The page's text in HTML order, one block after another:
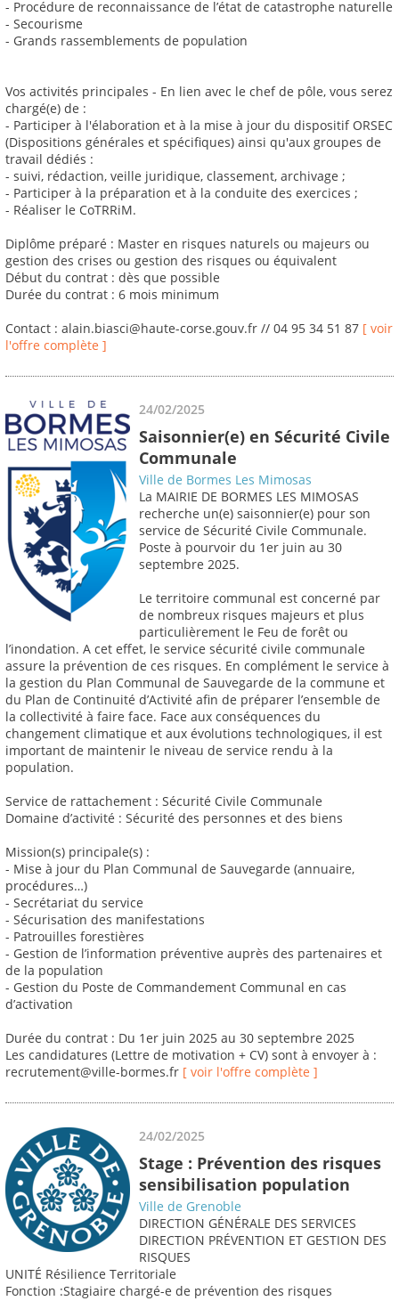
- Procédure de reconnaissance de l’état de catastrophe naturelle
- Secourisme
- Grands rassemblements de population
Vos activités principales - En lien avec le chef de pôle, vous serez
chargé(e) de :
- Participer à l'élaboration et à la mise à jour du dispositif ORSEC
(Dispositions générales et spécifiques) ainsi qu'aux groupes de
travail dédiés :
- suivi, rédaction, veille juridique, classement, archivage ;
- Participer à la préparation et à la conduite des exercices ;
- Réaliser le CoTRRiM.
Diplôme préparé : Master en risques naturels ou majeurs ou
gestion des crises ou gestion des risques ou équivalent
Début du contrat : dès que possible
Durée du contrat : 6 mois minimum
Contact : alain.biasci@haute-corse.gouv.fr // 04 95 34 51 87 [ voir
l'offre complète ]
24/02/2025
Saisonnier(e) en Sécurité Civile
Communale
Ville de Bormes Les Mimosas
La MAIRIE DE BORMES LES MIMOSAS
recherche un(e) saisonnier(e) pour son
service de Sécurité Civile Communale.
Poste à pourvoir du 1er juin au 30
septembre 2025.
Le territoire communal est concerné par
de nombreux risques majeurs et plus
particulièrement le Feu de forêt ou
l’inondation. A cet effet, le service sécurité civile communale
assure la prévention de ces risques. En complément le service à
la gestion du Plan Communal de Sauvegarde de la commune et
du Plan de Continuité d’Activité afin de préparer l’ensemble de
la collectivité à faire face. Face aux conséquences du
changement climatique et aux évolutions technologiques, il est
important de maintenir le niveau de service rendu à la
population.
Service de rattachement : Sécurité Civile Communale
Domaine d’activité : Sécurité des personnes et des biens
Mission(s) principale(s) :
- Mise à jour du Plan Communal de Sauvegarde (annuaire,
procédures…)
- Secrétariat du service
- Sécurisation des manifestations
- Patrouilles forestières
- Gestion de l’information préventive auprès des partenaires et
de la population
- Gestion du Poste de Commandement Communal en cas
d’activation
Durée du contrat : Du 1er juin 2025 au 30 septembre 2025
Les candidatures (Lettre de motivation + CV) sont à envoyer à :
recrutement@ville-bormes.fr [ voir l'offre complète ]
24/02/2025
Stage : Prévention des risques
sensibilisation population
Ville de Grenoble
DIRECTION GÉNÉRALE DES SERVICES
DIRECTION PRÉVENTION ET GESTION DES
RISQUES
UNITÉ Résilience Territoriale
Fonction :Stagiaire chargé-e de prévention des risques